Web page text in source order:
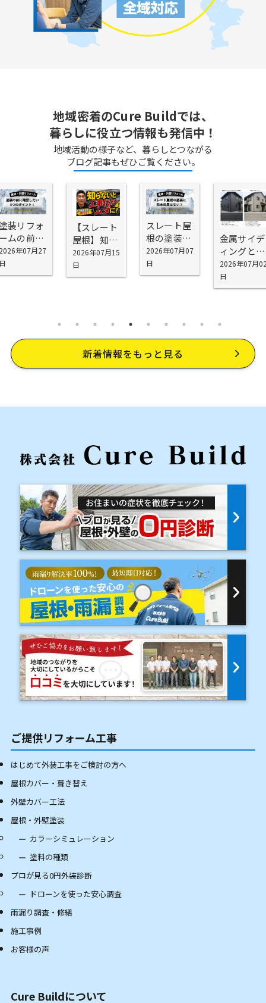
地域密着のCure Buildでは、
暮らしに役立つ情報も発信中！
地域活動の様子など、暮らしとつながる
ブログ記事もぜひご覧ください。
装リフォ
ムの前に
認したい
つの場所
外壁塗装
年07月27
【スレート
屋根】知ら
ないと工事
代が無駄に
なる！屋根
理由
2026年07月15
日
スレート屋
根の塗装に
防水効果は
ない？本当
の役割を職
2026年07月07
日
金属サイデ
ィングと窯
業サイディ
ングの特徴
とは？外壁
解説！
2026年07月
日
新着情報をもっと見る
ご提供リフォーム工事
はじめて外装工事をご検討の方へ
屋根カバー・葺き替え
外壁カバー工法
屋根・外壁塗装
カラーシミュレーション
塗料の種類
プロが見る0円外装診断
ドローンを使った安心調査
雨漏り調査・修繕
施工事例
お客様の声
Cure Buildについて